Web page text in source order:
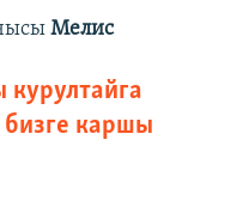
Мелис
каршы